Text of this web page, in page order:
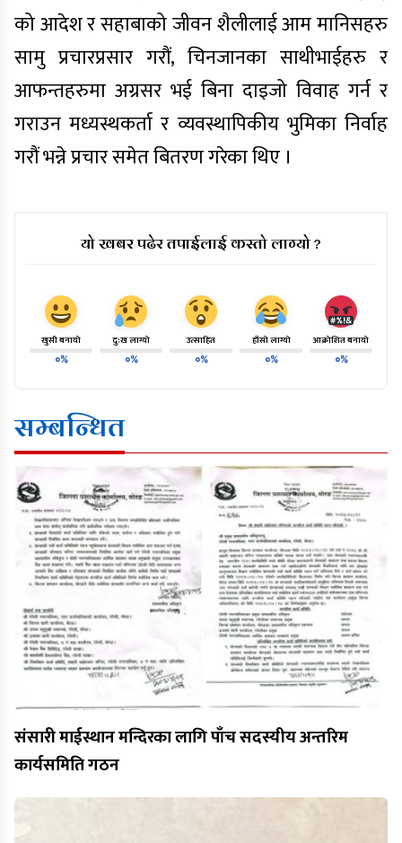
को आदेश र सहाबाको जीवन शैलीलाई आम मानिसहरु
सामु प्रचारप्रसार गरौं, चिनजानका साथीभाईहरु र
आफन्तहरुमा अग्रसर भई बिना दाइजो विवाह गर्न र
गराउन मध्यस्थकर्ता र व्यवस्थापिकीय भुमिका निर्वाह
गरौं भन्ने प्रचार समेत बितरण गरेका थिए ।
यो खबर पढेर तपाईलाई कस्तो लाग्यो ?
खुसी बनायो
०%
दु:ख लाग्यो
०%
उत्साहित
०%
हाँसो लाग्यो
०%
आक्रोशित बनायो
०%
सम्बन्धित
संसारी माईस्थान मन्दिरका लागि पाँच सदस्यीय अन्तरिम
कार्यसमिति गठन